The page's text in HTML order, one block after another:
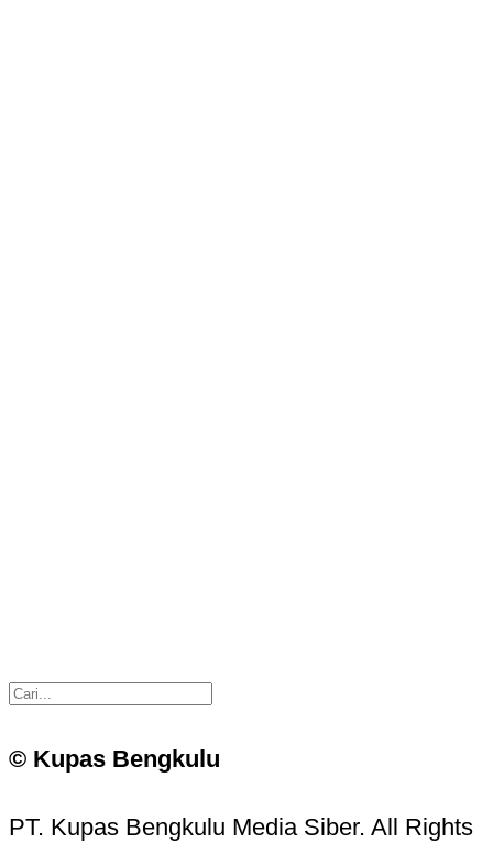
© Kupas Bengkulu
PT. Kupas Bengkulu Media Siber. All Rights